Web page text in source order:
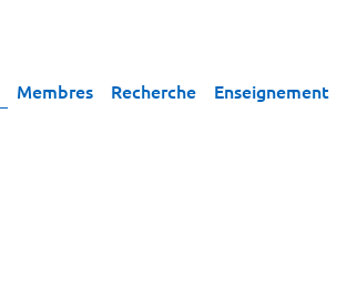
Membres Recherche Enseignement